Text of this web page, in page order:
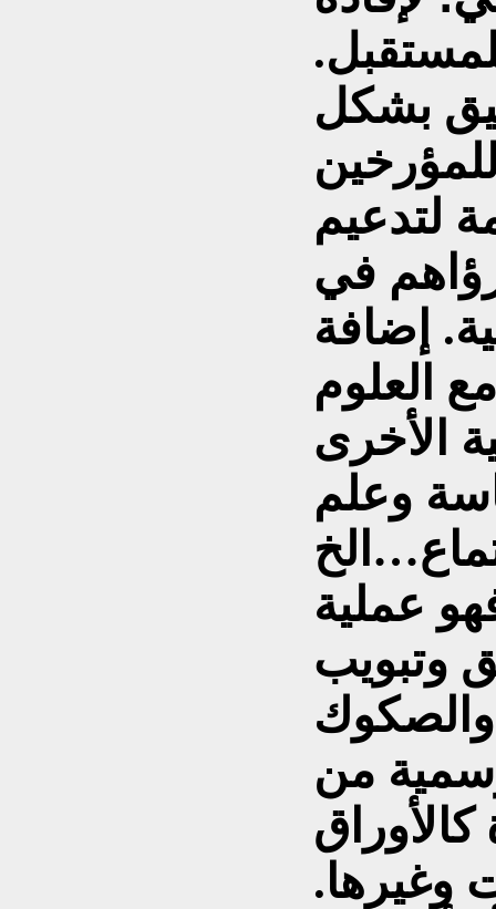
بشكل
لتدعيم
في
إضافة
العلوم
الأخرى
وعلم
عملية
وتبويب
والصكوك
من
وغيرها.